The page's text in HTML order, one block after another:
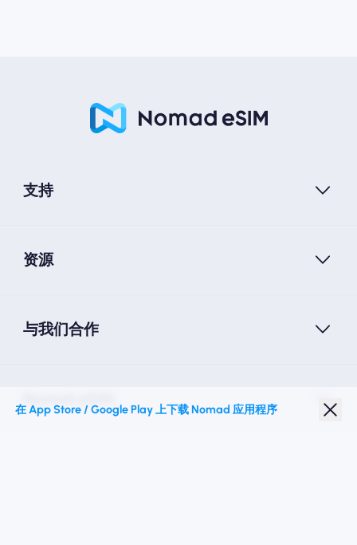
支持
资源
与我们合作
在 App Store / Google Play 上下载 Nomad 应用程序